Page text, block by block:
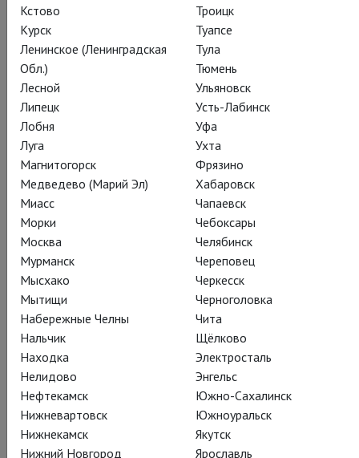
СОСТАВ СОЗДАТЕЛИ СПЕЦПРОЕКТ
КАДРЫ
Действующие лица и исполнители
Марк Антоний
Энтони Бирн
Клеопатра
Жозетт Симон
Кстово
Курск
Ленинское (Ленинградская
Обл.)
Лесной
Липецк
Лобня
Луга
Магнитогорск
Медведево (Марий Эл)
Миасс
Морки
Москва
Мурманск
Мысхако
Мытищи
Набережные Челны
Нальчик
Находка
Нелидово
Нефтекамск
Нижневартовск
Нижнекамск
Нижний Новгород
Троицк
Туапсе
Тула
Тюмень
Ульяновск
Усть-Лабинск
Уфа
Ухта
Фрязино
Хабаровск
Чапаевск
Чебоксары
Челябинск
Череповец
Черкесск
Черноголовка
Чита
Щёлково
Электросталь
Энгельс
Южно-Сахалинск
Южноуральск
Якутск
Ярославль